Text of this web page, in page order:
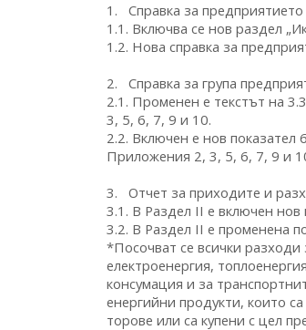
1. Справка за
1.1. Включва се нов раздел
1.2. Нова справка за
2. Справка за група
2.1. Променен е текстът на
3, 5, 6, 7, 9 и 10.
2.2. Включен е нов показател
Приложения 2, 3, 5, 6, 7, 9 и
3. Отчет за приходите и
3.1. В Раздел ІI е включен
3.2. В Раздел ІI е променена
*Посочват се всички
електроенергия,
консумация и за
енергийни продукти, които
торове или са купени с цел